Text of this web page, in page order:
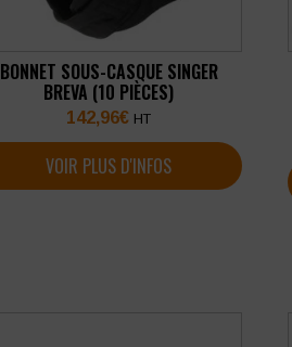
BONNET SOUS-CASQUE SINGER
BREVA (10 PIÈCES)
142,96€ HT
VOIR PLUS D'INFOS